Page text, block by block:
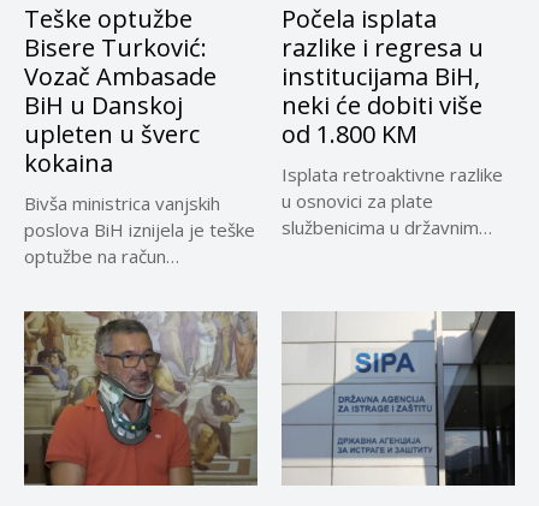
Teške optužbe
Bisere Turković:
Vozač Ambasade
BiH u Danskoj
upleten u šverc
kokaina
Bivša ministrica vanjskih
poslova BiH iznijela je teške
optužbe na račun
Počela isplata
razlike i regresa u
institucijama BiH,
neki će dobiti više
od 1.800 KM
Isplata retroaktivne razlike
u osnovici za plate
službenicima u državnim